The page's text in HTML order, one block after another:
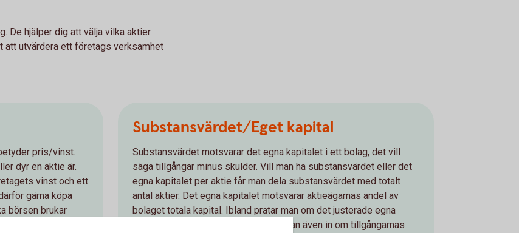
De hjälper dig att välja vilka aktier
att utvärdera ett företags verksamhet
pris/vinst.
dyr en aktie är.
vinst och ett
gärna köpa
börsen brukar
För att räkna ut
Substansvärdet/Eget kapital
Substansvärdet motsvarar det egna kapitalet i ett bolag, det vill
säga tillgångar minus skulder. Vill man ha substansvärdet eller det
egna kapitalet per aktie får man dela substansvärdet med totalt
antal aktier. Det egna kapitalet motsvarar aktieägarnas andel av
bolaget totala kapital. Ibland pratar man om det justerade egna
kapitalet (JEK). I detta värde räknar man även in om tillgångarnas